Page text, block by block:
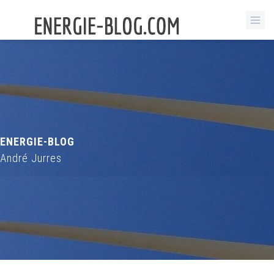
ENERGIE-BLOG
André Jurres